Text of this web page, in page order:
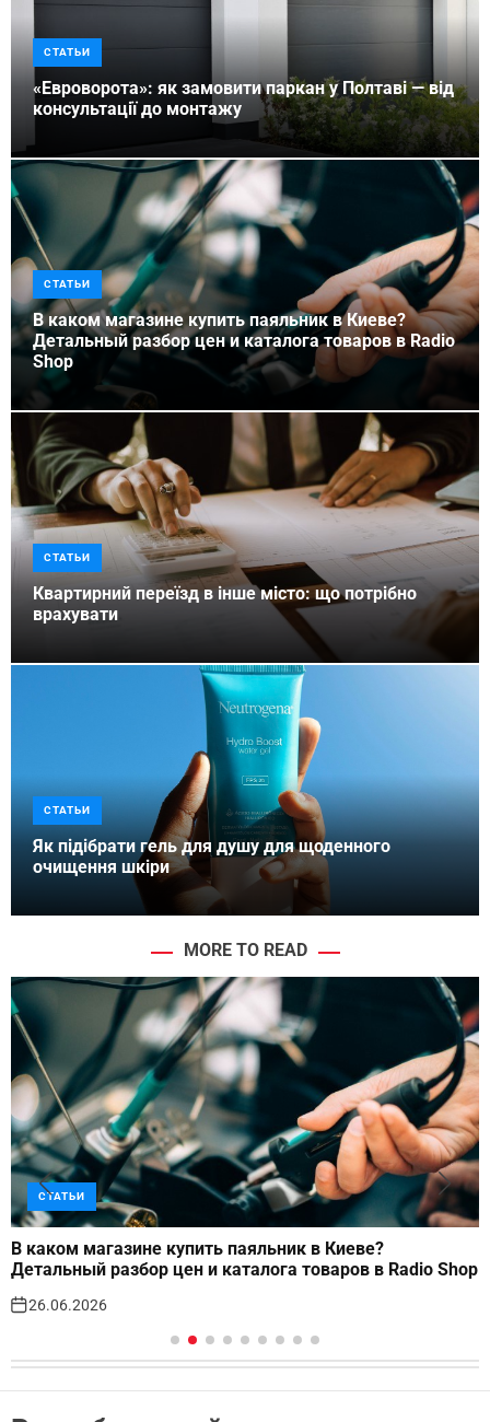
СТАТЬИ
«Евроворота»: як замовити паркан у Полтаві — від
консультації до монтажу
СТАТЬИ
В каком магазине купить паяльник в Киеве?
Детальный разбор цен и каталога товаров в Radio
Shop
СТАТЬИ
Квартирний переїзд в інше місто: що потрібно
врахувати
СТАТЬИ
Як підібрати гель для душу для щоденного
очищення шкіри
MORE TO READ
СТАТЬИ
В каком магазине купить паяльник в Киеве?
Детальный разбор цен и каталога товаров в Radio Shop
26.06.2026